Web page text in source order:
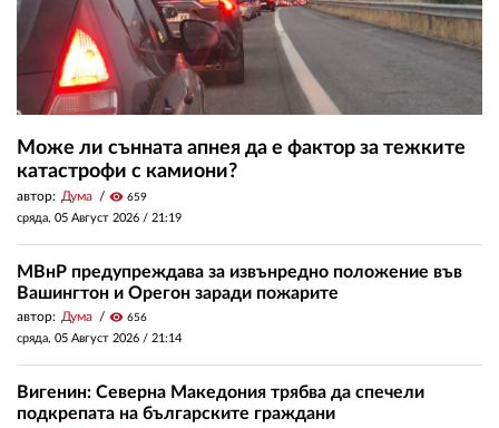
Може ли сънната апнея да е фактор за тежките
катастрофи с камиони?
автор: Дума visibility 659
сряда, 05 Август 2026 / 21:19
МВнР предупреждава за извънредно положение във
Вашингтон и Орегон заради пожарите
автор: Дума visibility 656
сряда, 05 Август 2026 / 21:14
Вигенин: Северна Македония трябва да спечели
подкрепата на българските граждани